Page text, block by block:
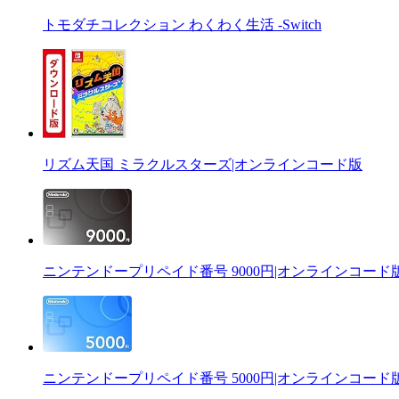
トモダチコレクション わくわく生活 -Switch
リズム天国 ミラクルスターズ|オンラインコード版
ニンテンドープリペイド番号 9000円|オンラインコード
ニンテンドープリペイド番号 5000円|オンラインコード